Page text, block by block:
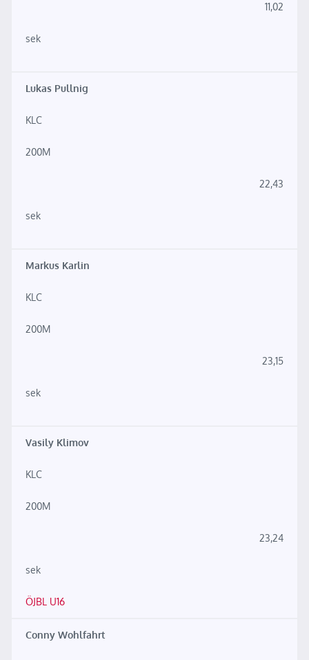
11,02
sek
Lukas Pullnig
KLC
200M
22,43
sek
Markus Karlin
KLC
200M
23,15
sek
Vasily Klimov
KLC
200M
23,24
sek
ÖJBL U16
Conny Wohlfahrt